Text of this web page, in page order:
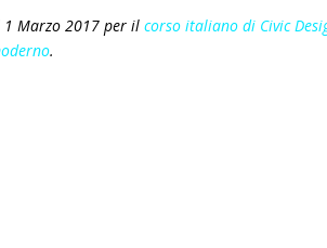
Marzo 2017 per il corso italiano di Civic
.